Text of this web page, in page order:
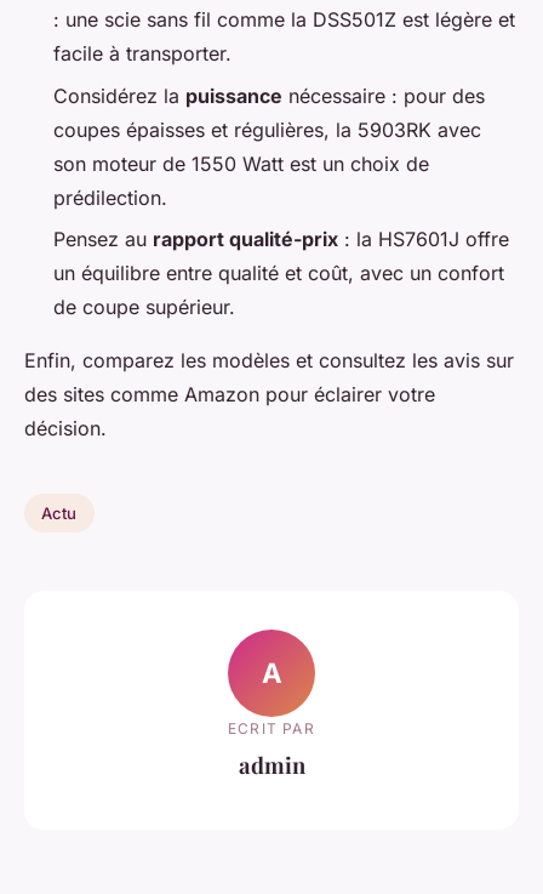
: une scie sans fil comme la DSS501Z est légère et
facile à transporter.
Considérez la puissance nécessaire : pour des
coupes épaisses et régulières, la 5903RK avec
son moteur de 1550 Watt est un choix de
prédilection.
Pensez au rapport qualité-prix : la HS7601J offre
un équilibre entre qualité et coût, avec un confort
de coupe supérieur.
Enfin, comparez les modèles et consultez les avis sur
des sites comme Amazon pour éclairer votre
décision.
Actu
A
ECRIT PAR
admin